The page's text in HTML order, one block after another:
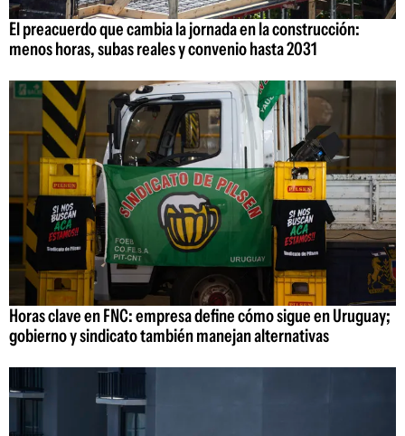
El preacuerdo que cambia la jornada en la construcción:
menos horas, subas reales y convenio hasta 2031
Horas clave en FNC: empresa define cómo sigue en Uruguay;
gobierno y sindicato también manejan alternativas